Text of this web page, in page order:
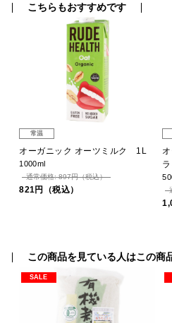
こちらもおすすめです
常温
オーガニック オーツミルク 1L
1000ml
通常価格: 897円（税込）
821円（税込）
ラ
この商品を見ている人はこの商
SALE